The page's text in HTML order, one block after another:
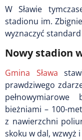
W Sławie
stadionu im.
wyznaczyć
Nowy stadion
Gmina Sława
prawdziwego
bieżniami – 100-
z nawierzchni
skoku w dal, wzwyż